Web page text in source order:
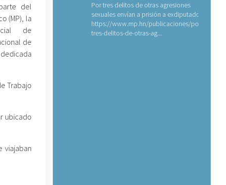
del
(MP), la
de
de
Trabajo
ubicado
viajaban
Por tres delitos de otras agresiones
sexuales envían a prisión a exdiputado
https://www.mp.hn/publicaciones/por-
tres-delitos-de-otras-ag...